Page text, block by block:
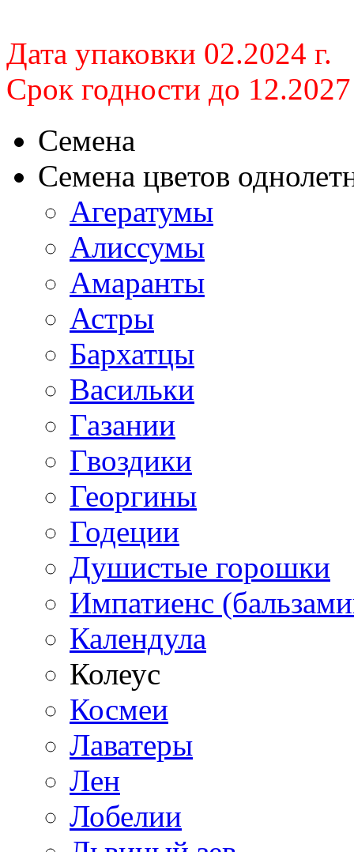
Дата упаковки 02.2024 г.
Срок годности до 12.2027
Семена
Семена цветов
Агератумы
Алиссумы
Амаранты
Астры
Бархатцы
Васильки
Газании
Гвоздики
Георгины
Годеции
Душистые горошки
Импатиенс
Календула
Колеус
Космеи
Лаватеры
Лен
Лобелии